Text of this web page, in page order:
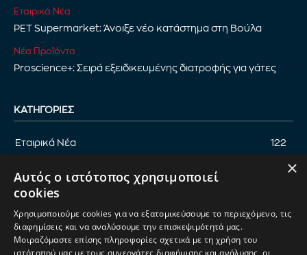
Εταιρικά Νέα
PET Supermarket: Άνοιξε νέο κατάστημα στη Βούλα
Νέα Προϊόντα
Proscience+: Σειρά εξειδικευμένης διατροφής για γάτες
ΚΑΤΗΓΟΡΊΕΣ
Εταιρικά Νέα 122
Αφιέρωμα
Νέα Προϊόντα
Παρουσίαση προϊόντων
×
Αυτός ο ιστότοπος χρησιμοποιεί
cookies
Χρησιμοποιούμε cookies για να εξατομικεύσουμε το περιεχόμενο, τις
διαφημίσεις και να αναλύσουμε την επισκεψιμότητά μας.
Μοιραζόμαστε επίσης πληροφορίες σχετικά με τη χρήση του
ιστότοπού μας με τους συνεργάτες διαφήμισης και ανάλυσης, οι